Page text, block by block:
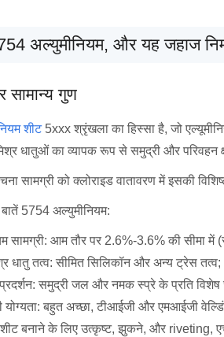
अल्युमीनियम, और यह जहाज
सामान्य गुण
शीट5xxx श्रृंखला का हिस्सा है, जो
धातुओं का व्यापक रूप से समुद्री और परिवहन
सामग्री को क्लोराइड वातावरण में इसकी
5754 अल्युमीनियम:
सामग्री: आम तौर पर 2.6%-3.6% की सीमा में
धातु तत्व: सीमित सिलिकॉन और अन्य ट्रेस
प्रदर्शन: समुद्री जल और नमक स्प्रे के प्रति विशेष
बहुत अच्छा, टीआईजी और एमआईजी
बनाने के लिए उत्कृष्ट, झुकने, और riveting,